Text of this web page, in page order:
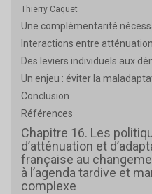
Thierry Caquet
Une complémentarité
Interactions entre
Des leviers individuels aux
Un enjeu : éviter la
Conclusion
Références
Chapitre 16. Les
d’atténuation et
française au
à l’agenda tardive et
complexe